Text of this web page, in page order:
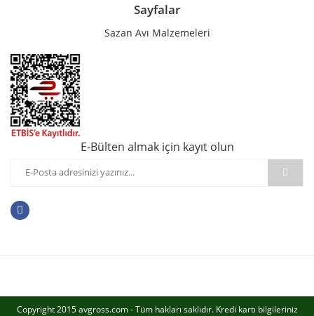
Sayfalar
Sazan Avı Malzemeleri
E-Bülten almak için kayıt olun
Copyright 2015 avgross.com - Tüm hakları saklıdır. Kredi kartı bilgileriniz